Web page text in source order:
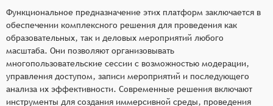
Функциональное предназначение этих платформ заключается в
обеспечении комплексного решения для проведения как
образовательных, так и деловых мероприятий любого
масштаба. Они позволяют организовывать
многопользовательские сессии с возможностью модерации,
управления доступом, записи мероприятий и последующего
анализа их эффективности. Современные решения включают
инструменты для создания иммерсивной среды, проведения